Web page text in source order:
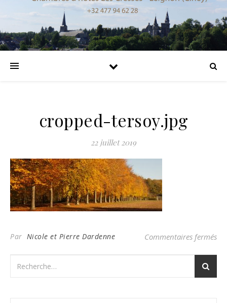
cropped-tersoy.jpg
22 juillet 2019
Par Nicole et Pierre Dardenne Commentaires fermés